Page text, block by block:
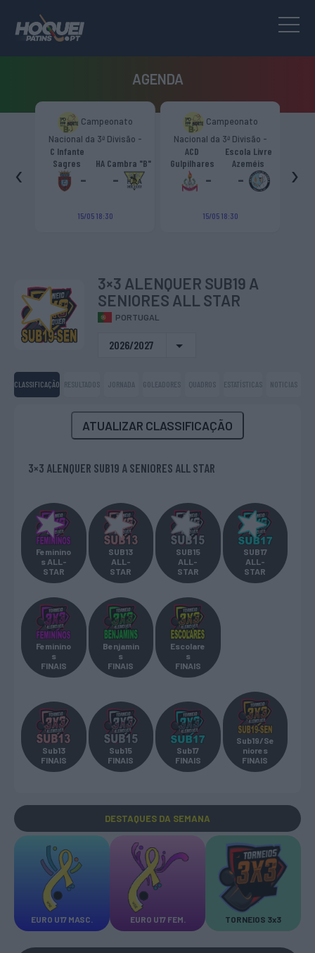
AGENDA
Campeonato
Nacional da 3ª Divisão -
Zona Norte “B”
C Infante
Sagres
-
HA Cambra "B"
-
15/05 18:30
Campeonato
Nacional da 3ª Divisão -
Zona Norte “B”
ACD
Gulpilhares
-
Escola Livre
Azeméis
-
15/05 18:30
‹ ›
3×3 ALENQUER SUB19 A
SENIORES ALL STAR
PORTUGAL
2026/2027
CLASSIFICAÇÃO RESULTADOS JORNADA GOLEADORES QUADROS ESTATÍSTICAS NOTICIAS
ATUALIZAR CLASSIFICAÇÃO
3×3 ALENQUER SUB19 A SENIORES ALL STAR
Feminino
s ALL-
STAR
SUB13
ALL-
STAR
SUB15
ALL-
STAR
SUB17
ALL-
STAR
Feminino
s
FINAIS
Benjamin
s
FINAIS
Escolare
s
FINAIS
Sub13
FINAIS
Sub15
FINAIS
Sub17
FINAIS
Sub19/Se
niores
FINAIS
DESTAQUES DA SEMANA
EURO U17 MASC. EURO U17 FEM. TORNEIOS 3x3